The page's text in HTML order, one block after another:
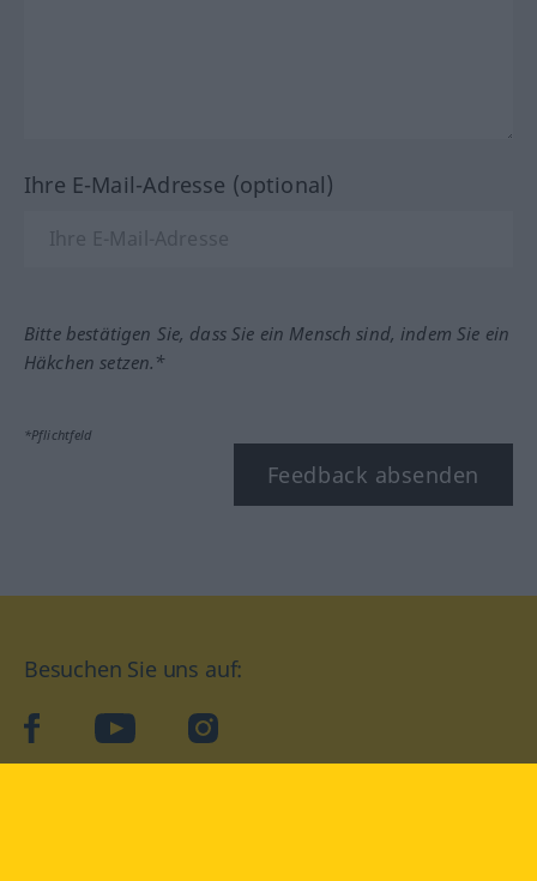
Ihre E-Mail-Adresse (optional)
Bitte bestätigen Sie, dass Sie ein Mensch sind, indem Sie ein
Häkchen setzen.*
*Pflichtfeld
Feedback absenden
Besuchen Sie uns auf:
facebookYouTube Instagram